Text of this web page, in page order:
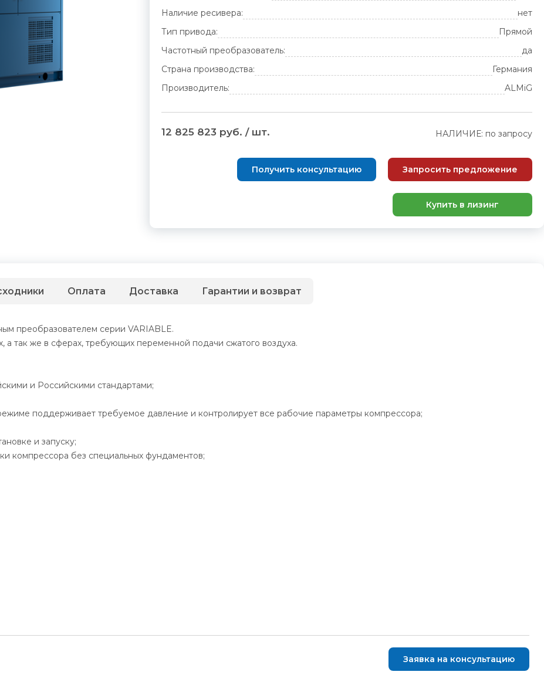
Наличие ресивера:
нет
Тип привода:
Прямой
Частотный преобразователь:
да
Страна производства:
Германия
Производитель:
ALMiG
12 825 823 руб. / шт. НАЛИЧИЕ: по запросу
Получить консультацию Запросить предложение
Купить в лизинг
преобразователем серии VARIABLE.
а так же в сферах, требующих переменной подачи сжатого воздуха.
и Российскими стандартами;
поддерживает требуемое давление и контролирует все рабочие параметры компрессора;
и запуску;
компрессора без специальных фундаментов;
Оплата Доставка Гарантии и возврат
Заявка на консультацию